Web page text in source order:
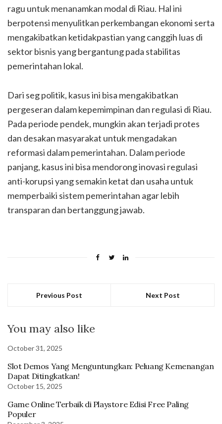
ragu untuk menanamkan modal di Riau. Hal ini
berpotensi menyulitkan perkembangan ekonomi serta
mengakibatkan ketidakpastian yang canggih luas di
sektor bisnis yang bergantung pada stabilitas
pemerintahan lokal.
Dari seg politik, kasus ini bisa mengakibatkan
pergeseran dalam kepemimpinan dan regulasi di Riau.
Pada periode pendek, mungkin akan terjadi protes
dan desakan masyarakat untuk mengadakan
reformasi dalam pemerintahan. Dalam periode
panjang, kasus ini bisa mendorong inovasi regulasi
anti-korupsi yang semakin ketat dan usaha untuk
memperbaiki sistem pemerintahan agar lebih
transparan dan bertanggung jawab.
Previous Post Next Post
You may also like
October 31, 2025
Slot Demos Yang Menguntungkan: Peluang Kemenangan
Dapat Ditingkatkan!
October 15, 2025
Game Online Terbaik di Playstore Edisi Free Paling
Populer